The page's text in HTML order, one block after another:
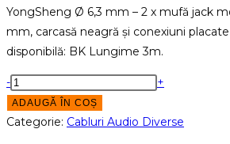
YongSheng Ø 6,3 mm – 2 x mufă jack
mm, carcasă neagră și conexiuni
disponibilă: BK Lungime 3m.
Cantitate
Cablu
Jack
- +
ADAUGĂ ÎN COȘ
Categorie: Cabluri Audio Diverse